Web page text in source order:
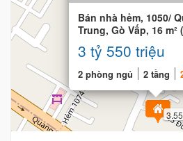
Bán nhà hẻm, 1050/
Trung, Gò Vấp, 16 m²
2 phòng
3 tỷ 550 triệu
2 phòng ngủ 2 tầng